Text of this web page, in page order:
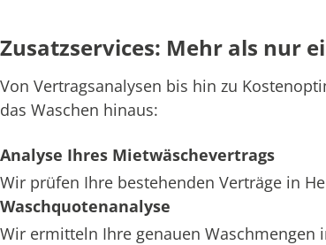
Zusatzservices: Mehr als nur
Von Vertragsanalysen bis hin zu
das Waschen hinaus:
Analyse Ihres Mietwäschevertrags
Wir prüfen Ihre bestehenden Verträge in
Waschquotenanalyse
Wir ermitteln Ihre genauen Waschmengen